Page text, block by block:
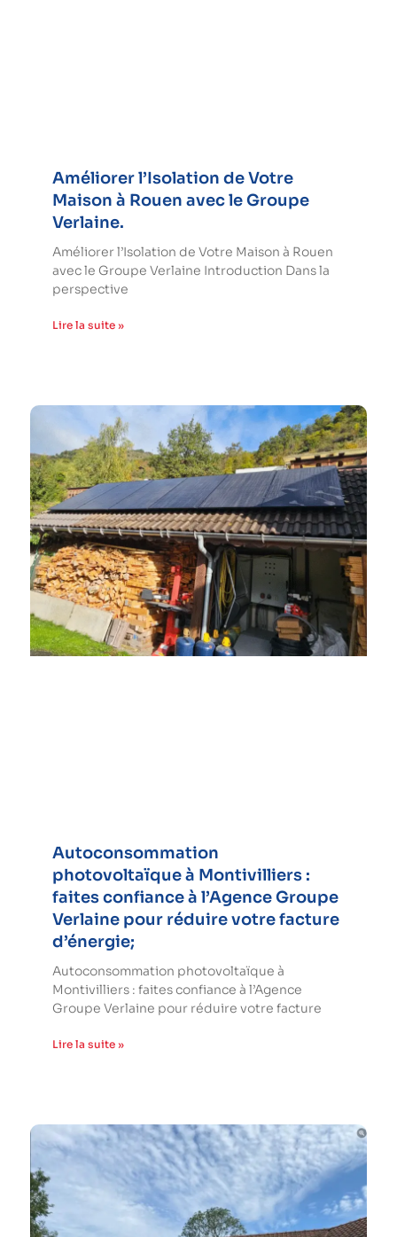
Améliorer l’Isolation de Votre
Maison à Rouen avec le Groupe
Verlaine.
Améliorer l’Isolation de Votre Maison à Rouen
avec le Groupe Verlaine Introduction Dans la
perspective
Lire la suite »
Autoconsommation
photovoltaïque à Montivilliers :
faites confiance à l’Agence Groupe
Verlaine pour réduire votre facture
d’énergie;
Autoconsommation photovoltaïque à
Montivilliers : faites confiance à l’Agence
Groupe Verlaine pour réduire votre facture
Lire la suite »